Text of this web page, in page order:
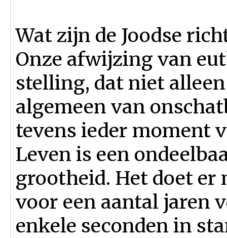
Wat zijn de Joodse
Onze afwijzing van
stelling, dat niet
algemeen van
tevens ieder moment
Leven is een
grootheid. Het doet er
voor een aantal jaren
enkele seconden in